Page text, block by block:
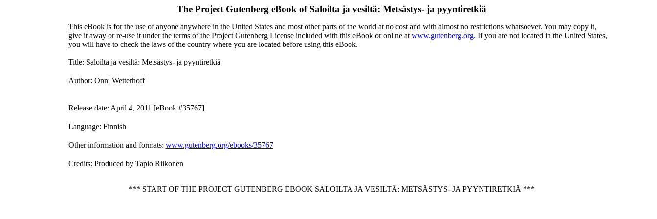
The Project Gutenberg eBook of Saloilta ja vesiltä: Metsästys- ja pyyntiretkiä
This eBook is for the use of anyone anywhere in the United States and most other parts of the world at no cost and with almost no restrictions whatsoever. You may copy it,
give it away or re-use it under the terms of the Project Gutenberg License included with this eBook or online at www.gutenberg.org. If you are not located in the United States,
you will have to check the laws of the country where you are located before using this eBook.
Title: Saloilta ja vesiltä: Metsästys- ja pyyntiretkiä
Author: Onni Wetterhoff
Release date: April 4, 2011 [eBook #35767]
Language: Finnish
Other information and formats: www.gutenberg.org/ebooks/35767
Credits: Produced by Tapio Riikonen
*** START OF THE PROJECT GUTENBERG EBOOK SALOILTA JA VESILTÄ: METSÄSTYS- JA PYYNTIRETKIÄ ***